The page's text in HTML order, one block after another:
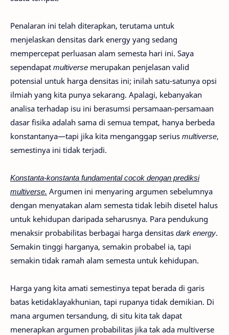
Penalaran ini telah diterapkan, terutama untuk
menjelaskan densitas dark energy yang sedang
mempercepat perluasan alam semesta hari ini. Saya
sependapat multiverse merupakan penjelasan valid
potensial untuk harga densitas ini; inilah satu-satunya opsi
ilmiah yang kita punya sekarang. Apalagi, kebanyakan
analisa terhadap isu ini berasumsi persamaan-persamaan
dasar fisika adalah sama di semua tempat, hanya berbeda
konstantanya—tapi jika kita menganggap serius multiverse,
semestinya ini tidak terjadi.
Konstanta-konstanta fundamental cocok dengan prediksi
multiverse. Argumen ini menyaring argumen sebelumnya
dengan menyatakan alam semesta tidak lebih disetel halus
untuk kehidupan daripada seharusnya. Para pendukung
menaksir probabilitas berbagai harga densitas dark energy.
Semakin tinggi harganya, semakin probabel ia, tapi
semakin tidak ramah alam semesta untuk kehidupan.
Harga yang kita amati semestinya tepat berada di garis
batas ketidaklayakhunian, tapi rupanya tidak demikian. Di
mana argumen tersandung, di situ kita tak dapat
menerapkan argumen probabilitas jika tak ada multiverse